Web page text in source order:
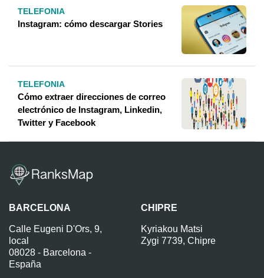
TELEFONIA
Instagram: cómo descargar Stories
TELEFONIA
Cómo extraer direcciones de correo
electrónico de Instagram, Linkedin,
Twitter y Facebook
BARCELONA
Calle Eugeni D'Ors, 9,
local
08028 - Barcelona -
España
CHIPRE
Kyriakou Matsi
Zygi 7739, Chipre